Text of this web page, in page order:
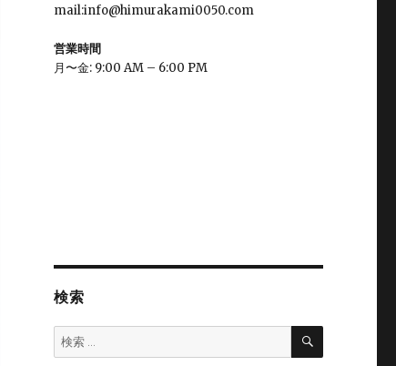
mail:info@himurakami0050.com
営業時間
月〜金: 9:00 AM – 6:00 PM
検索
検
索:
検